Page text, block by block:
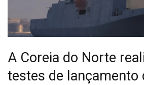
A Coreia do Norte
testes de lançamento